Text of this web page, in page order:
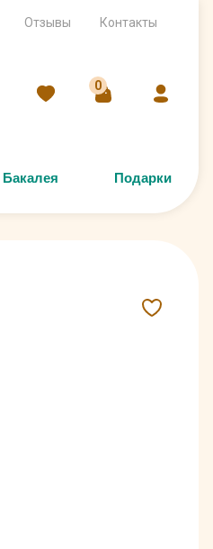
Отзывы Контакты
0
Бакалея Подарки